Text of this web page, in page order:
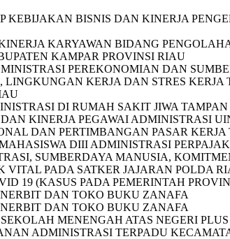
BISNIS DAN KINERJA
KARYAWAN BIDANG
KAMPAR PROVINSI RIAU
PEREKONOMIAN DAN
KERJA DAN STRES
DI RUMAH SAKIT JIWA
KINERJA PEGAWAI ADMINISTRASI
DAN PERTIMBANGAN PASAR
DIII ADMINISTRASI
SUMBERDAYA MANUSIA,
VITAL PADA SATKER JAJARAN POLDA
19 (KASUS PADA PEMERINTAH
DAN TOKO BUKU ZANAFA
DAN TOKO BUKU ZANAFA
MENENGAH ATAS NEGERI
ADMINISTRASI TERPADU